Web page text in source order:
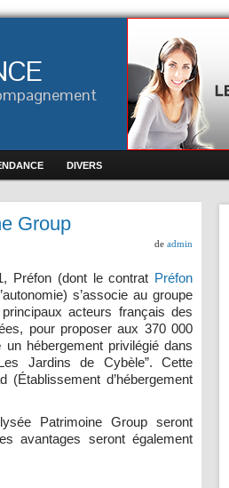
DIVERS
Group
de admin
Préfon (dont le contrat Préfon
s’associe au groupe
acteurs français des
pour proposer aux 370 000
un hébergement privilégié dans
Jardins de Cybèle”. Cette
(Établissement d’hébergement
Patrimoine Group seront
avantages seront également